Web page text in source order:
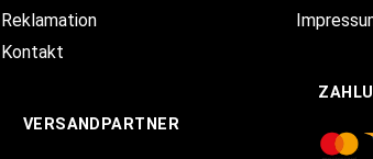
Reklamation
Kontakt
VERSANDPARTNER